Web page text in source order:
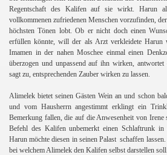
Regentschaft des Kalifen auf sie wirkt. Harun
vollkommenen zufriedenen Menschen vorzufinden,
höchsten Tönen lobt. Ob er nicht doch einen
erfüllen könnte, will der als Arzt verkleidete Harun
Imamen in der nahen Moschee einmal einen
überzogen und unpassend auf ihn wirken,
sagt zu, entsprechenden Zauber wirken zu lassen.
Alimelek bietet seinen Gästen Wein an und schon
und vom Hausherrn angestimmt erklingt ein
Bemerkung fallen, die auf die Anwesenheit von Irene
Befehl des Kalifen unbemerkt einen Schlaftrunk
Harun möchte diesen in seinen Palast schaffen
bei welchem Alimelek den Kalifen selbst darstellen